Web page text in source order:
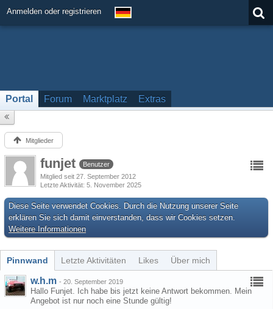
Anmelden oder registrieren
Portal Forum Marktplatz Extras
Mitglieder
funjet
Benutzer
Mitglied seit 27. September 2012
Letzte Aktivität 5. November 2025
Diese Seite verwendet Cookies. Durch die Nutzung unserer Seite
erklären Sie sich damit einverstanden, dass wir Cookies setzen.
Weitere Informationen
Pinnwand Letzte Aktivitäten Likes Über mich
w.h.m - 20. September 2019
Hallo Funjet. Ich habe bis jetzt keine Antwort bekommen. Mein
Angebot ist nur noch eine Stunde gültig!